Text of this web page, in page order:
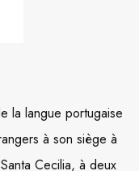
la langue portugaise
à son siège à
Cecilia, à deux